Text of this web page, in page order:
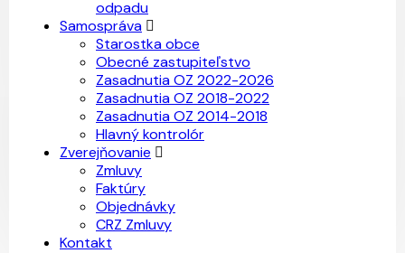
odpadu
Samospráva
Starostka obce
Obecné zastupiteľstvo
Zasadnutia OZ 2022-2026
Zasadnutia OZ 2018-2022
Zasadnutia OZ 2014-2018
Hlavný kontrolór
Zverejňovanie
Zmluvy
Faktúry
Objednávky
CRZ Zmluvy
Kontakt